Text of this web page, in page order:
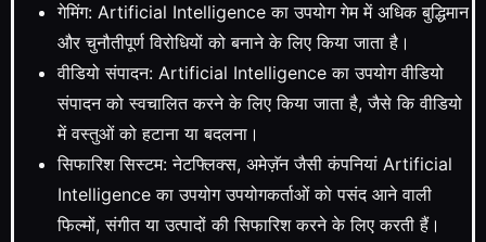
गेमिंग: Artificial Intelligence का उपयोग गेम में अधिक बुद्धिमान
और चुनौतीपूर्ण विरोधियों को बनाने के लिए किया जाता है।
वीडियो संपादन: Artificial Intelligence का उपयोग वीडियो
संपादन को स्वचालित करने के लिए किया जाता है, जैसे कि वीडियो
में वस्तुओं को हटाना या बदलना।
सिफारिश सिस्टम: नेटफ्लिक्स, अमेज़ॅन जैसी कंपनियां Artificial
Intelligence का उपयोग उपयोगकर्ताओं को पसंद आने वाली
फिल्मों, संगीत या उत्पादों की सिफारिश करने के लिए करती हैं।